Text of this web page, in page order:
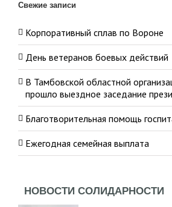
Свежие записи
Корпоративный сплав по Вороне
День ветеранов боевых действий
В Тамбовской областной
прошло выездное заседание
Благотворительная помощь
Ежегодная семейная выплата
НОВОСТИ СОЛИДАРНОСТИ